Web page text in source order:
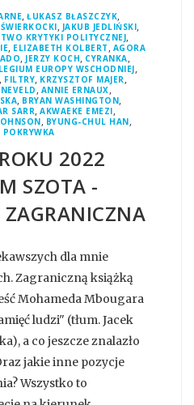
, ŁUKASZ BŁASZCZYK,
, JAKUB JEDLIŃSKI,
KRYTYKI POLITYCZNEJ,
, ELIZABETH KOLBERT , AGORA
, JERZY KOCH, CYRANKA,
EUROPY WSCHODNIEJ,
, FILTRY, KRZYSZTOF MAJER ,
, ANNIE ERNAUX,
, BRYAN WASHINGTON,
SARR,AKWAEKE EMEZI,
, BYUNG-CHUL HAN,
POKRYWKA
2022
SZOTA -
dla mnie
Zagraniczną książką
Mohameda Mbougara
ludzi" (tłum. Jacek
a co jeszcze znalazło
jakie inne pozycje
Wszystko to